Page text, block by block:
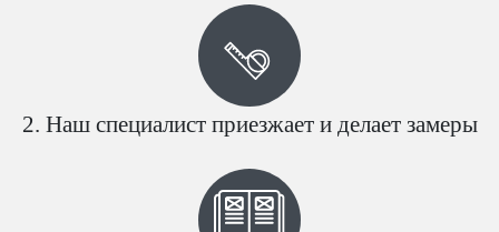
Наш специалист приезжает и делает замеры